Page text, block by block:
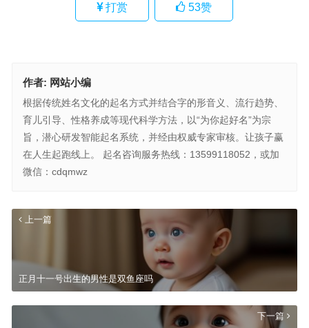
打赏 53赞
作者: 网站小编
根据传统姓名文化的起名方式并结合字的形音义、流行趋势、
育儿引导、性格养成等现代科学方法，以“为你起好名”为宗
旨，潜心研发智能起名系统，并经由权威专家审核。让孩子赢
在人生起跑线上。 起名咨询服务热线：13599118052，或加
微信：cdqmwz
上一篇
正月十一号出生的男性是双鱼座吗
下一篇